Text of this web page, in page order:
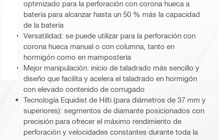
optimizado para la perforación con corona hueca a
batería para alcanzar hasta un 50 % más la capacidad
de la batería
Versatilidad: se puede utilizar para la perforación con
corona hueca manual o con columna, tanto en
hormigón como en mampostería
Mejor manipulación: inicio de taladrado más sencillo y
diseño que facilita y acelera el taladrado en hormigón
con elevado contenido de corrugado
Tecnología Equidist de Hilti (para diámetros de 37 mm y
superiores): segmentos de diamante posicionados con
precisión para ofrecer el máximo rendimiento de
perforación y velocidades constantes durante toda la